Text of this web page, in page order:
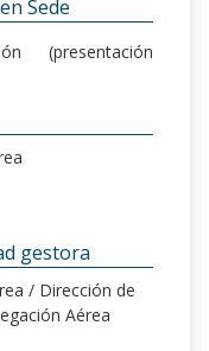
Sede
(presentación
gestora
/ Dirección de
Aérea